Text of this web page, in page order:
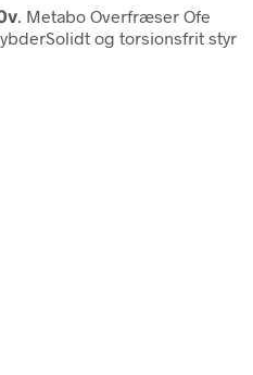
. Metabo Overfræser Ofe
og torsionsfrit styr